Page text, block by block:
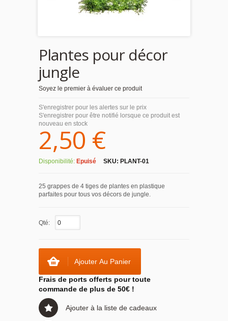
Plantes pour décor
jungle
Soyez le premier à évaluer ce produit
S'enregistrer pour les alertes sur le prix
S'enregistrer pour être notifié lorsque ce produit est
nouveau en stock
2,50 €
Disponibilité: Epuisé SKU: PLANT-01
25 grappes de 4 tiges de plantes en plastique
parfaites pour tous vos décors de jungle.
Qté:
Ajouter Au Panier
Frais de ports offerts pour toute
commande de plus de 50€ !
Ajouter à la liste de cadeaux